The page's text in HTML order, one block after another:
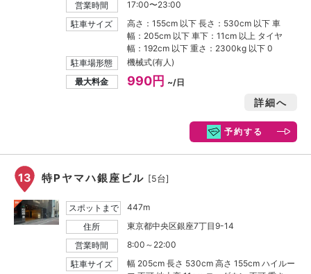
営業時間
17:00〜23:00
駐車サイズ
高さ：155cm 以下 長さ：530cm 以下 車
幅：205cm 以下 車下：11cm 以上 タイヤ
幅：192cm 以下 重さ：2300kg 以下 0
駐車場形態
機械式(有人)
最大料金
990円 ~/日
詳細へ
予約する
13 特Pヤマハ銀座ビル [5台]
スポットまで
447m
住所
東京都中央区銀座7丁目9-14
営業時間
8:00～22:00
駐車サイズ
幅 205cm 長さ 530cm 高さ 155cm ハイルー